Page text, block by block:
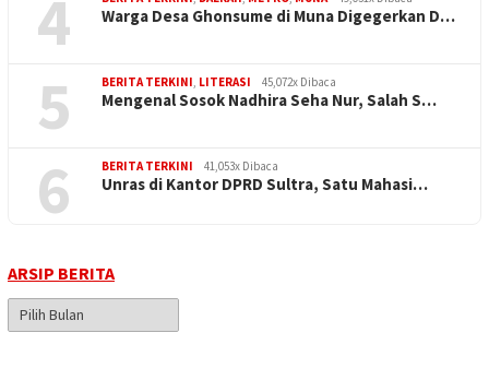
4 Warga Desa Ghonsume di Muna Digegerkan D…
5 BERITA TERKINI LITERASI 45,072x Dibaca
Mengenal Sosok Nadhira Seha Nur, Salah S…
6 BERITA TERKINI 41,053x Dibaca
Unras di Kantor DPRD Sultra, Satu Mahasi…
ARSIP BERITA
Arsip
Berita